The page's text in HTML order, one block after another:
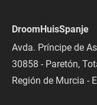
DroomHuisSpanje
Avda. Príncipe de
30858 - Paretón,
Región de Murcia -